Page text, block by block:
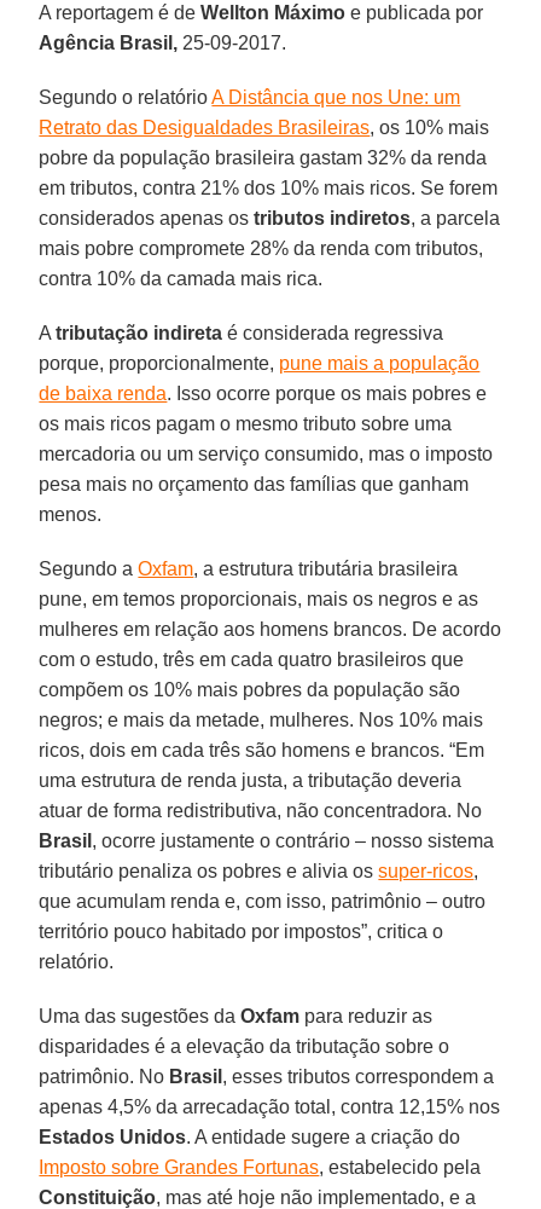
A reportagem é deWellton Máximo e publicada por
Agência Brasil, 25-09-2017.
Segundo o relatórioA Distância que nos Une: um
Retrato das Desigualdades Brasileiras, os 10% mais
pobre da população brasileira gastam 32% da renda
em tributos, contra 21% dos 10% mais ricos. Se forem
considerados apenas ostributos indiretos, a parcela
mais pobre compromete 28% da renda com tributos,
contra 10% da camada mais rica.
Atributação indireta é considerada regressiva
porque, proporcionalmente, pune mais a população
de baixa renda. Isso ocorre porque os mais pobres e
os mais ricos pagam o mesmo tributo sobre uma
mercadoria ou um serviço consumido, mas o imposto
pesa mais no orçamento das famílias que ganham
menos.
Segundo aOxfam, a estrutura tributária brasileira
pune, em temos proporcionais, mais os negros e as
mulheres em relação aos homens brancos. De acordo
com o estudo, três em cada quatro brasileiros que
compõem os 10% mais pobres da população são
negros; e mais da metade, mulheres. Nos 10% mais
ricos, dois em cada três são homens e brancos. “Em
uma estrutura de renda justa, a tributação deveria
atuar de forma redistributiva, não concentradora. No
Brasil , ocorre justamente o contrário – nosso sistema
tributário penaliza os pobres e alivia ossuper-ricos,
que acumulam renda e, com isso, patrimônio – outro
território pouco habitado por impostos”, critica o
relatório.
Uma das sugestões daOxfam para reduzir as
disparidades é a elevação da tributação sobre o
patrimônio. No Brasil , esses tributos correspondem a
apenas 4,5% da arrecadação total, contra 12,15% nos
Estados Unidos. A entidade sugere a criação do
Imposto sobre Grandes Fortunas, estabelecido pela
Constituição, mas até hoje não implementado, e a